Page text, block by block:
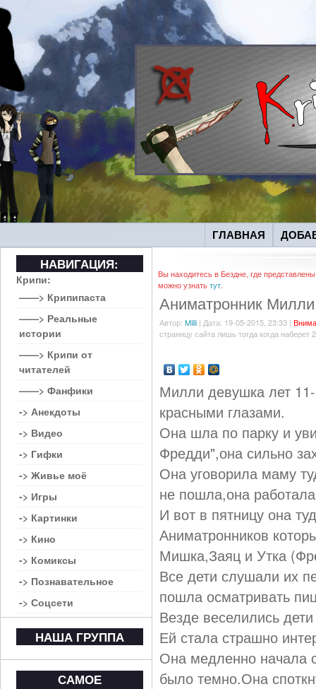
ГЛАВНАЯ
Вы находитесь в Бездне, где
можно узнатьтут.
Аниматронник
Автор: Milli | Дата: 19-05-2015, 23:33 |
страницу сайта лишь тогда когда
Милли девушка лет
красными глазами.
Она шла по парку и
Фредди",она сильно
Она уговорила маму
не пошла,она
И вот в пятницу она
Аниматронников
Мишка,Заяц и Утка
Все дети слушали их
пошла осматривать
Везде веселились
Ей стала страшно
Она медленно начала
было темно.Она
НАВИГАЦИЯ:
Крипи:
——> Крипипаста
——> Реальные
истории
——> Крипи от
читателей
——> Фанфики
-> Анекдоты
-> Видео
-> Гифки
-> Живье моё
-> Игры
-> Картинки
-> Кино
-> Комиксы
-> Познавательное
-> Соцсети
НАША ГРУППА
САМОЕ